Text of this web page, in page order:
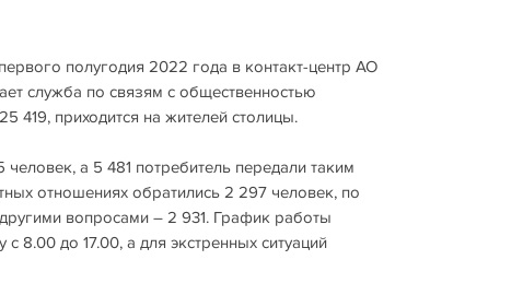
полугодия 2022 года в контакт-центр АО
служба по связям с общественностью
419, приходится на жителей столицы.
человек, а 5 481 потребитель передали таким
отношениях обратились 2 297 человек, по
вопросами – 2 931. График работы
8.00 до 17.00, а для экстренных ситуаций